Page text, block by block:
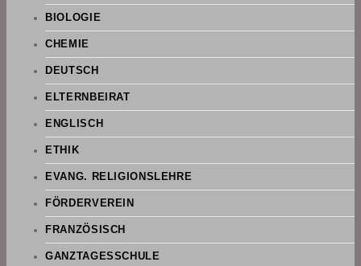
BIOLOGIE
CHEMIE
DEUTSCH
ELTERNBEIRAT
ENGLISCH
ETHIK
EVANG. RELIGIONSLEHRE
FÖRDERVEREIN
FRANZÖSISCH
GANZTAGESSCHULE